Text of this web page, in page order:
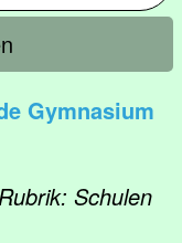
Gymnasium
Schulen